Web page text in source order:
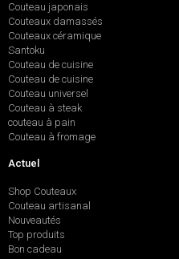
Couteau japonais
Couteaux damassés
Couteaux céramique
Santoku
Couteau de cuisine
Couteau de cuisine
Couteau universel
Couteau à steak
couteau à pain
Couteau à fromage
Actuel
Shop Couteaux
Couteau artisanal
Nouveautés
Top produits
Bon cadeau